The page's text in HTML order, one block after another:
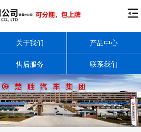

关于我们 产品中心
售后服务 联系我们